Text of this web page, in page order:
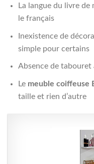
La langue du livre de
le français
Inexistence de
simple pour certains
Absence de tabouret
Le meuble coiffeuse
taille et rien d’autre